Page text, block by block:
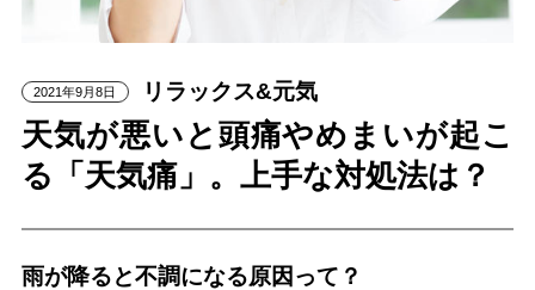
2021年9月8日 リラックス&元気
天気が悪いと頭痛やめまいが起こ
る「天気痛」。上手な対処法は？
雨が降ると不調になる原因って？